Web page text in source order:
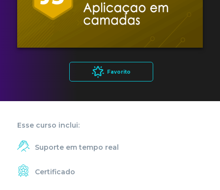
Favorito
Esse curso inclui:
Suporte em tempo real
Certificado